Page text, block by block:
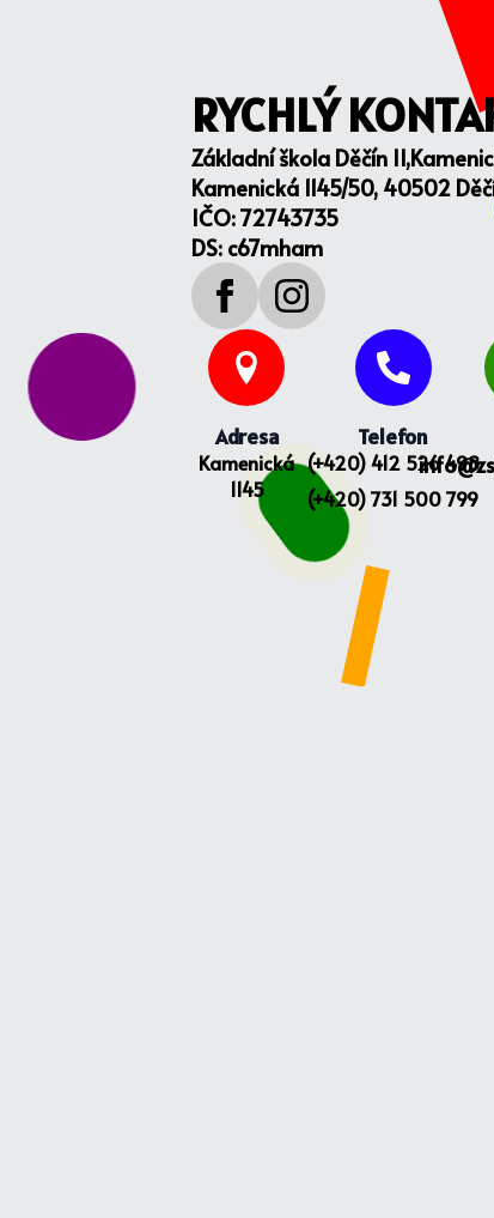
RYCHLÝ
Základní škola Děčín
Kamenická 1145/50, 40502
IČO: 72743735
DS: c67mham
Adresa
Kamenická
1145
Telefon
(+420) 412 526 498
(+420) 731 500 799